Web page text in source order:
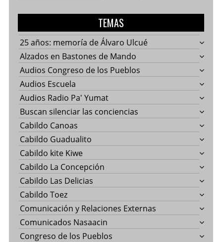
TEMAS
25 años: memoría de Álvaro Ulcué
Alzados en Bastones de Mando
Audios Congreso de los Pueblos
Audios Escuela
Audios Radio Pa' Yumat
Buscan silenciar las conciencias
Cabildo Canoas
Cabildo Guadualito
Cabildo kite Kiwe
Cabildo La Concepción
Cabildo Las Delicias
Cabildo Toez
Comunicación y Relaciones Externas
Comunicados Nasaacin
Congreso de los Pueblos